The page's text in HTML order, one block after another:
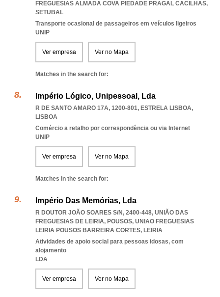
FREGUESIAS ALMADA COVA PIEDADE PRAGAL CACILHAS,
SETUBAL
Transporte ocasional de passageiros em veículos ligeiros
UNIP
Ver empresa Ver no Mapa
Matches in the search for:
Império Lógico, Unipessoal, Lda
R DE SANTO AMARO 17A, 1200-801, ESTRELA LISBOA,
LISBOA
Comércio a retalho por correspondência ou via Internet
UNIP
Ver empresa Ver no Mapa
Matches in the search for:
Império Das Memórias, Lda
R DOUTOR JOÃO SOARES S/N, 2400-448, UNIÃO DAS
FREGUESIAS DE LEIRIA, POUSOS, UNIAO FREGUESIAS
LEIRIA POUSOS BARREIRA CORTES, LEIRIA
Atividades de apoio social para pessoas idosas, com
alojamento
LDA
Ver empresa Ver no Mapa